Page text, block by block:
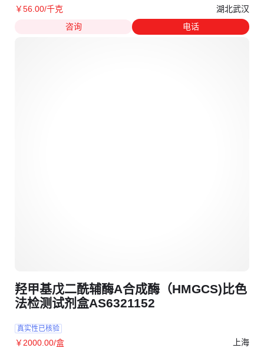
￥56.00/千克
湖北武汉
咨询
电话
羟甲基戊二酰辅酶A合成酶（HMGCS)比色
法检测试剂盒AS6321152
真实性已核验
￥ 2000 .00/盒
上海